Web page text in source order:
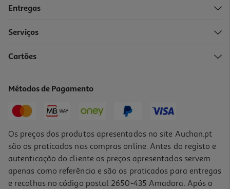
Entregas
Serviços
Cartões
Métodos de Pagamento
Os preços dos produtos apresentados no site Auchan.pt
são os praticados nas compras online. Antes do registo e
autenticação do cliente os preços apresentados servem
apenas como referência e são os praticados para entregas
e recolhas no código postal 2650-435 Amadora. Após o